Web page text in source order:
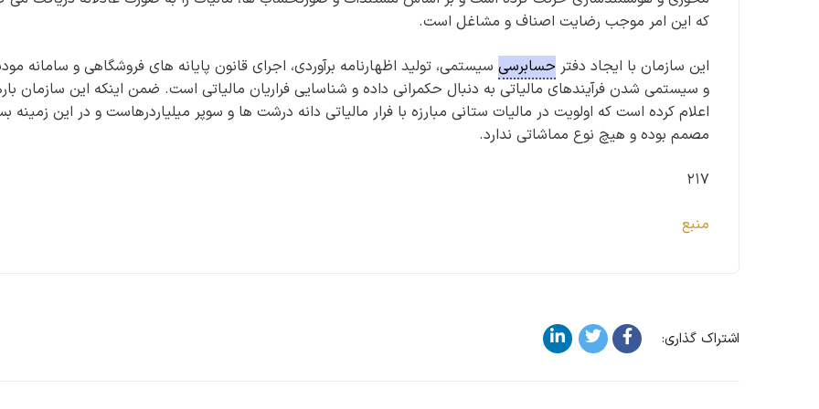
که این امر موجب رضایت اصناف و مشاغل است.
این سازمان با ایجاد دفتر حسابرسی سیستمی، تولید اظهارنامه برآوردی، اجرای قانون پایانه های فروشگاهی و سامانه
و سیستمی شدن فرآیندهای مالیاتی به دنبال حکمرانی داده و شناسایی فراریان مالیاتی است. ضمن اینکه این سازمان
اعلام کرده است که اولویت در مالیات ستانی مبارزه با فرار مالیاتی دانه درشت ‌ها و سوپر میلیاردرهاست و در این زمینه
مصمم بوده و هیچ نوع مماشاتی ندارد.
۲۱۷
منبع
اشتراک گذاری: